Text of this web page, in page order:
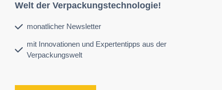
Welt der Verpackungstechnologie!
monatlicher Newsletter
mit Innovationen und Expertentipps aus der
Verpackungswelt